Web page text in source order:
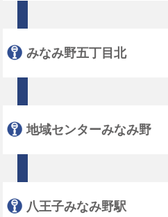
みなみ野五丁目北
地域センターみなみ野
八王子みなみ野駅